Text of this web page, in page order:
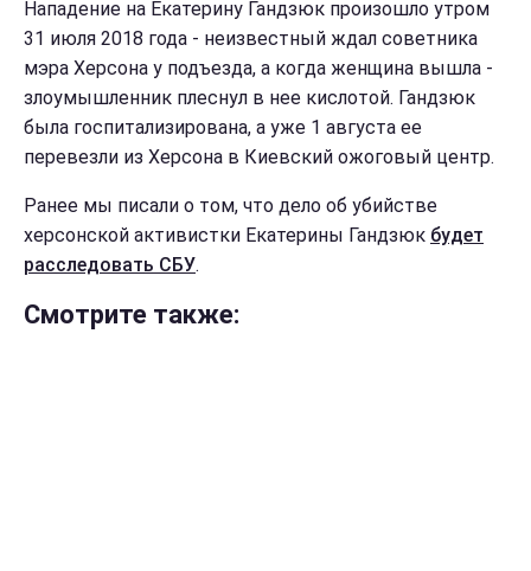
Нападение на Екатерину Гандзюк произошло утром
31 июля 2018 года - неизвестный ждал советника
мэра Херсона у подъезда, а когда женщина вышла -
злоумышленник плеснул в нее кислотой. Гандзюк
была госпитализирована, а уже 1 августа ее
перевезли из Херсона в Киевский ожоговый центр.
Ранее мы писали о том, что дело об убийстве
херсонской активистки Екатерины Гандзюк будет
расследовать СБУ.
Смотрите также: